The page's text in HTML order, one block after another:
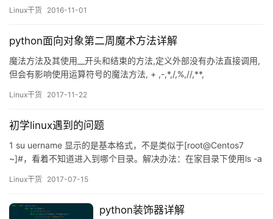
Linux干货 2016-11-01
python面向对象第二周魔术方法详解
魔法方法及其使用__开头和结束的方法,定义外部没有办法直接调用,
但会有影响使用运算符号的魔法方法, + ,-,*,/,%,//,**,
,__divmod__(?),系统内部对于数值型,字符串型,容器内型都定义了其
Linux干货 2017-11-22
初学linux遇到的问题
1 su uername 显示的是基本格式，不是类似于[root@Centos7
~]#，看着不知道进入到哪个目录。解决办法：在家目录下使用ls -a
[\u@\h \W]\\$”保存退出就好了。 疑问：为什么不在/etc/bashrc下
Linux干货 2017-07-15
python装饰器详解